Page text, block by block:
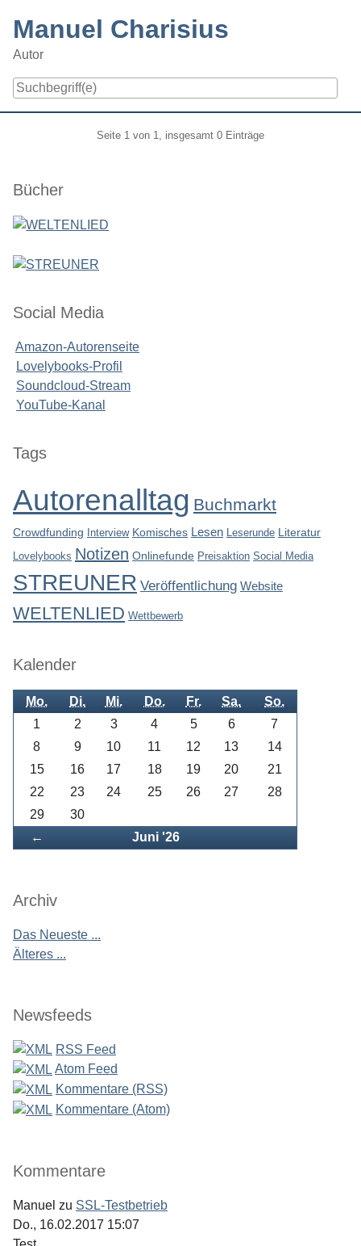
content
Manuel Charisius
Autor
Seite 1 von 1, insgesamt 0 Einträge
Seitenleiste
Bücher
Social Media
Amazon-Autorenseite
Lovelybooks-Profil
Soundcloud-Stream
YouTube-Kanal
Seitenleiste
Tags
Autorenalltag Buchmarkt
Crowdfunding Interview Komisches Lesen Leserunde Literatur
Lovelybooks Notizen Onlinefunde Preisaktion Social Media
STREUNER Veröffentlichung Website
WELTENLIED Wettbewerb
Kalender
Mo. Di. Mi. Do. Fr. Sa. So.
← Juni '26
1 2 3 4 5 6
7
8
9 10 11 12 13
14
15
16 17 18 19 20
21
22
23 24 25 26 27
28
29
30
Archiv
Das Neueste ...
Älteres ...
Newsfeeds
RSS Feed
Atom Feed
Kommentare (RSS)
Kommentare (Atom)
Kommentare
Manuel zu SSL-Testbetrieb
Do., 16.02.2017 15:07